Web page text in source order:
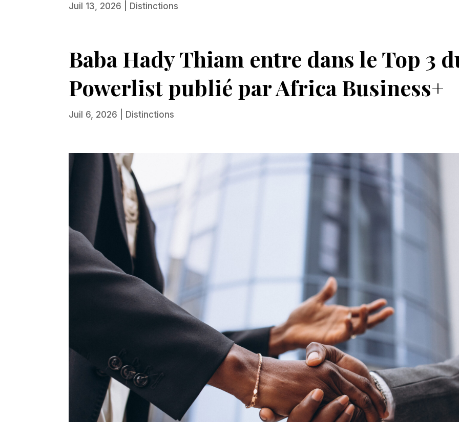
Juil 13, 2026 Distinctions
Baba Hady Thiam entre dans le Top 3
Powerlist publié par Africa Business+
Juil 6, 2026 Distinctions